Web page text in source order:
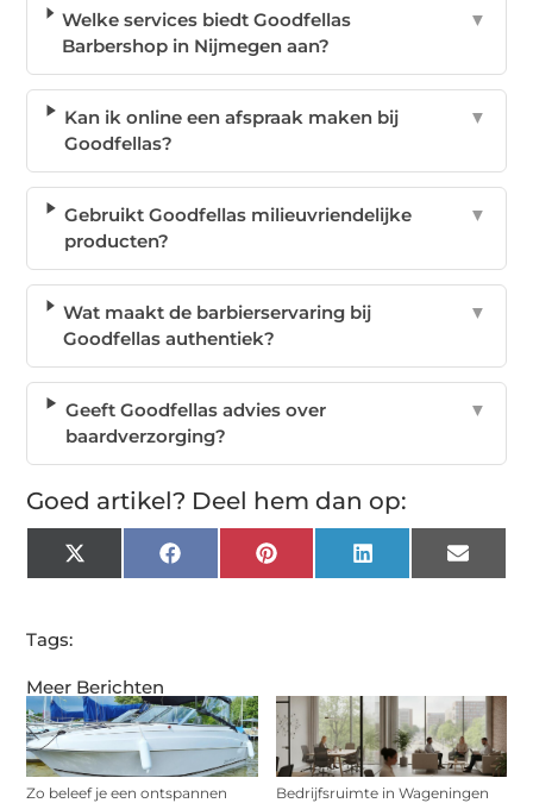
Meer Berichten
Zo beleef je een ontspannen
Bedrijfsruimte in Wageningen
Welke services biedt Goodfellas
Barbershop in Nijmegen aan?
▼
Kan ik online een afspraak maken bij
Goodfellas?
▼
Gebruikt Goodfellas milieuvriendelijke
producten?
▼
Wat maakt de barbierservaring bij
Goodfellas authentiek?
▼
Geeft Goodfellas advies over
baardverzorging?
▼
Goed artikel? Deel hem dan op:
X
(Twitter)
FacebookPinterest LinkedIn Email
Tags: